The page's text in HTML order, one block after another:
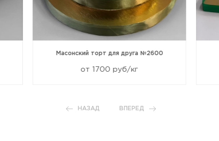
Масонский торт для друга №2600
от 1700 руб/кг
НАЗАД ВПЕРЕД